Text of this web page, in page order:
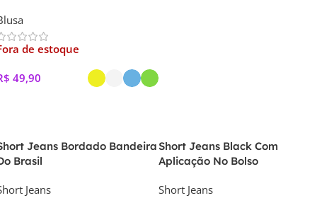
de estoque
49,90
Jeans Bordado Bandeira
Brasil
Jeans
Short Jeans Black Com
Aplicação No Bolso
Short Jeans